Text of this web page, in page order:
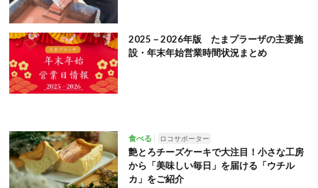
2025－2026年版 たまプラーザの主要施
設・年末年始営業時間状況まとめ
食べる ロコサポーター
艶とろチーズケーキで大注目！小さな工房
から「美味しい毎日」を届ける「ウチル
カ」をご紹介